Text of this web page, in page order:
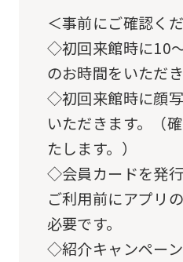
＜事前にご確認く
◇初回来館時に10
のお時間をいただき
◇初回来館時に顔
いただきます。（
たします。）
◇会員カードを発行
ご利用前にアプリ
必要です。
◇紹介キャンペー